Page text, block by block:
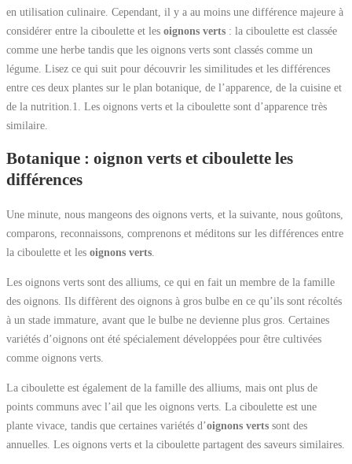
en utilisation culinaire. Cependant, il y a au moins une différence majeure à
considérer entre la ciboulette et les oignons verts : la ciboulette est classée
comme une herbe tandis que les oignons verts sont classés comme un
légume. Lisez ce qui suit pour découvrir les similitudes et les différences
entre ces deux plantes sur le plan botanique, de l’apparence, de la cuisine et
de la nutrition.1. Les oignons verts et la ciboulette sont d’apparence très
similaire.
Botanique : oignon verts et ciboulette les
différences
Une minute, nous mangeons des oignons verts, et la suivante, nous goûtons,
comparons, reconnaissons, comprenons et méditons sur les différences entre
la ciboulette et les oignons verts
Les oignons verts sont des alliums, ce qui en fait un membre de la famille
des oignons. Ils diffèrent des oignons à gros bulbe en ce qu’ils sont récoltés
à un stade immature, avant que le bulbe ne devienne plus gros. Certaines
variétés d’oignons ont été spécialement développées pour être cultivées
comme oignons verts.
La ciboulette est également de la famille des alliums, mais ont plus de
points communs avec l’ail que les oignons verts. La ciboulette est une
plante vivace, tandis que certaines variétés d’oignons verts sont des
annuelles. Les oignons verts et la ciboulette partagent des saveurs similaires.